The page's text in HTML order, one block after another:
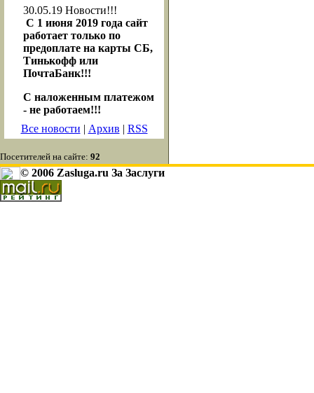
30.05.19 Новости!!!
С 1 июня 2019 года сайт
работает только по
предоплате на карты СБ,
Тинькофф или
ПочтаБанк!!!
С наложенным платежом
- не работаем!!!
Все новости | Архив | RSS
Посетителей на сайте: 92
© 2006 Zasluga.ru За Заслуги